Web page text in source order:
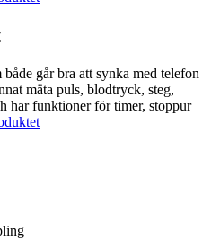
går bra att synka med telefon
mäta puls, blodtryck, steg,
har funktioner för timer, stoppur